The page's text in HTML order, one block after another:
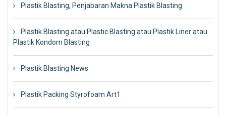
Plastik Blasting, Penjabaran Makna Plastik Blasting
Plastik Blasting atau Plastic Blasting atau Plastik Liner atau
Plastik Kondom Blasting
Plastik Blasting News
Plastik Packing Styrofoam Art1